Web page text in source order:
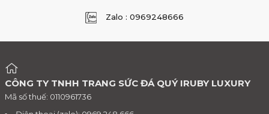
Zalo : 0969248666
CÔNG TY TNHH TRANG SỨC ĐÁ QUÝ IRUBY LUXURY
Mã số thuế: 0110961736